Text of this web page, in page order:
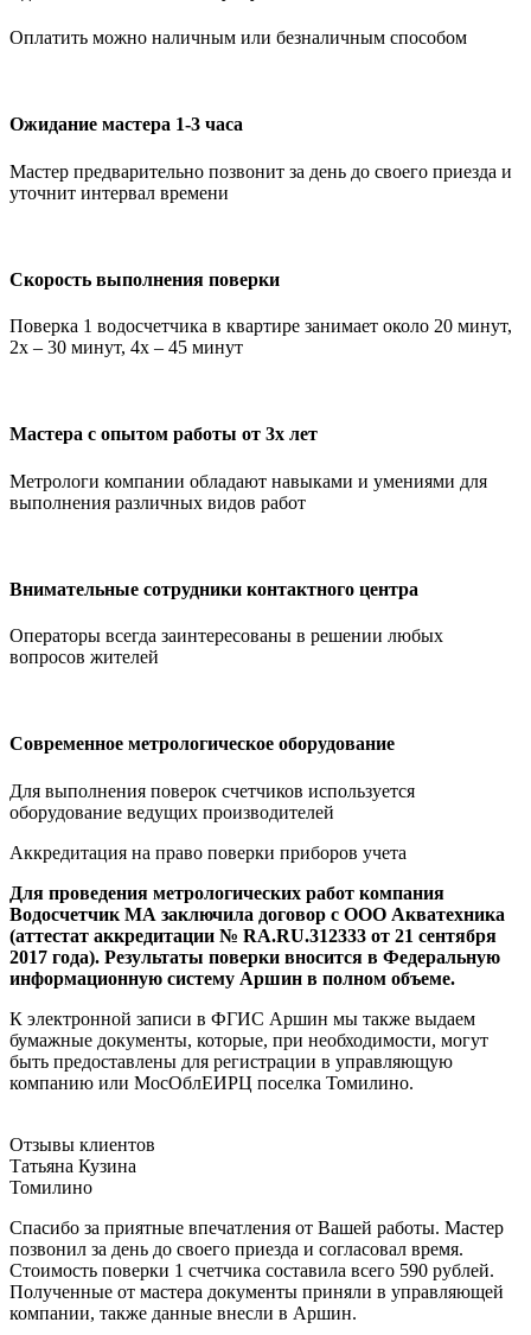
Оплатить можно наличным или безналичным способом
Ожидание мастера 1-3 часа
Мастер предварительно позвонит за день до своего приезда и
уточнит интервал времени
Скорость выполнения поверки
Поверка 1 водосчетчика в квартире занимает около 20 минут,
2х – 30 минут, 4х – 45 минут
Мастера с опытом работы от 3х лет
Метрологи компании обладают навыками и умениями для
выполнения различных видов работ
Внимательные сотрудники контактного центра
Операторы всегда заинтересованы в решении любых
вопросов жителей
Современное метрологическое оборудование
Для выполнения поверок счетчиков используется
оборудование ведущих производителей
Аккредитация на право поверки приборов учета
Для проведения метрологических работ компания
Водосчетчик МА заключила договор с ООО Акватехника
(аттестат аккредитации № RA.RU.312333 от 21 сентября
2017 года). Результаты поверки вносится в Федеральную
информационную систему Аршин в полном объеме.
К электронной записи в ФГИС Аршин мы также выдаем
бумажные документы, которые, при необходимости, могут
быть предоставлены для регистрации в управляющую
компанию или МосОблЕИРЦ поселка Томилино.
Отзывы клиентов
Татьяна Кузина
Томилино
Спасибо за приятные впечатления от Вашей работы. Мастер
позвонил за день до своего приезда и согласовал время.
Стоимость поверки 1 счетчика составила всего 590 рублей.
Полученные от мастера документы приняли в управляющей
компании, также данные внесли в Аршин.